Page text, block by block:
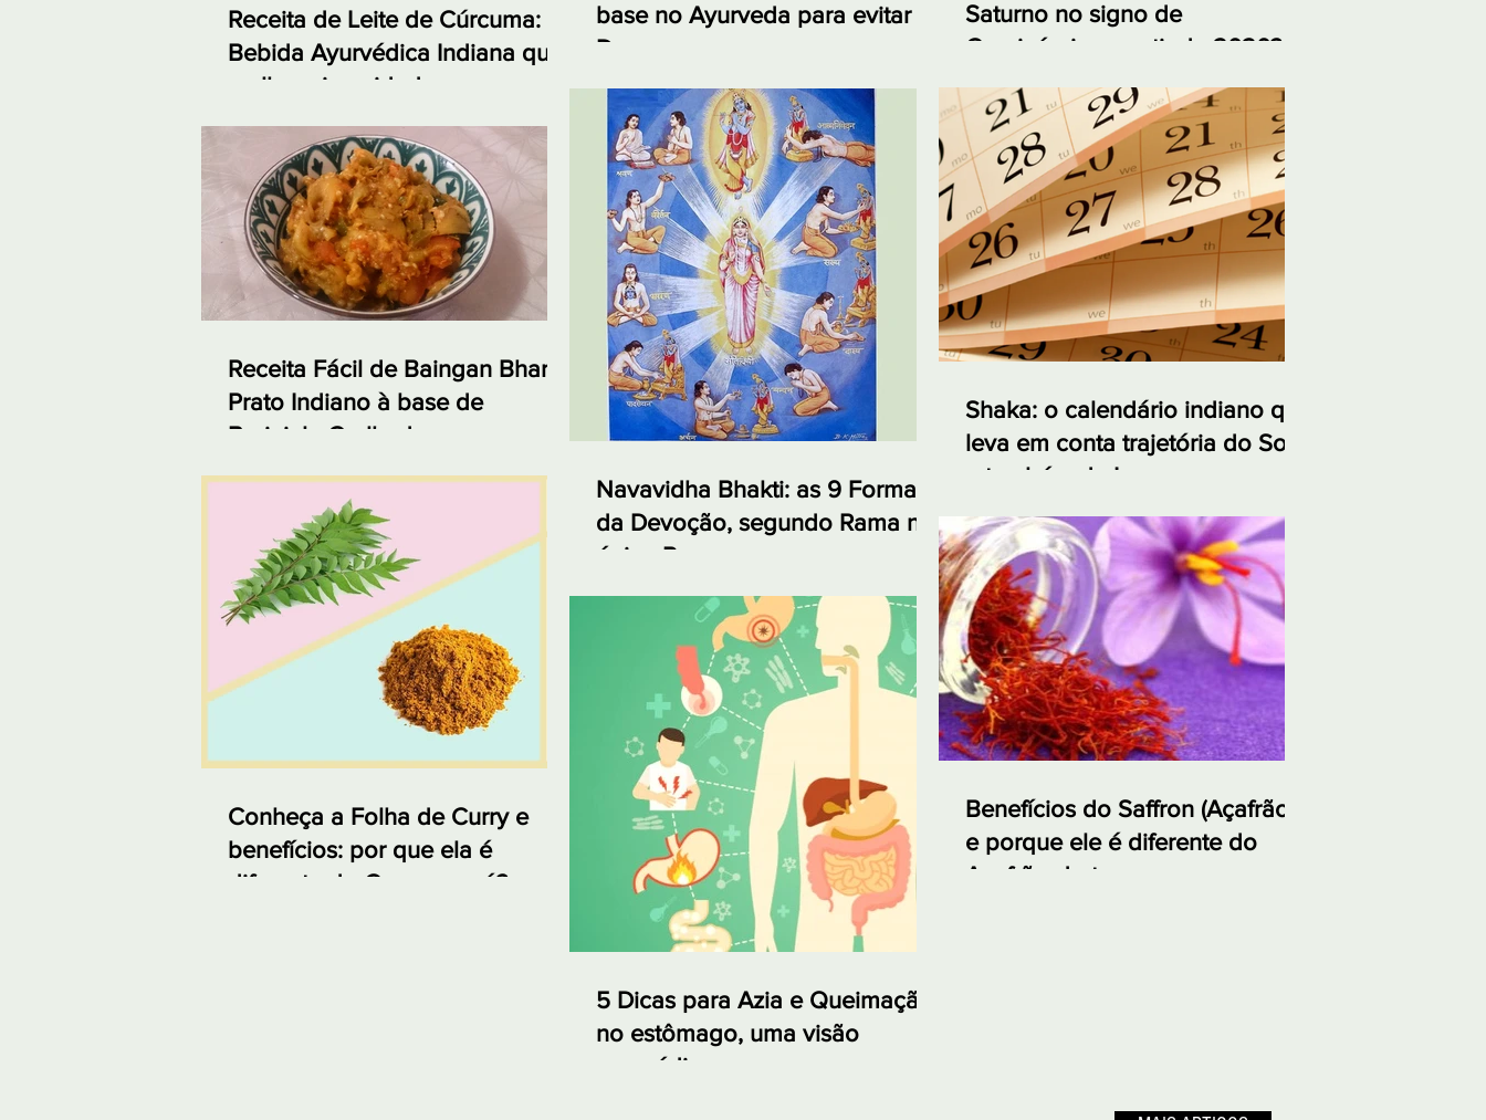
Receita de Leite de Cúrcuma:
Bebida Ayurvédica Indiana que
melhora imunidade
base no Ayurveda para evitar a
Doença
Saturno no signo de
Capricórnio a partir de 2020?
Receita Fácil de Baingan Bharta,
Prato Indiano à base de
Berinjela Grelhada
Navavidha Bhakti: as 9 Formas
da Devoção, segundo Rama no
épico Ramayana
Shaka: o calendário indiano que
leva em conta trajetória do Sol
e também da Lua
Conheça a Folha de Curry e
benefícios: por que ela é
diferente do Curry em pó?
5 Dicas para Azia e Queimação
no estômago, uma visão
ayurvédica
Benefícios do Saffron (Açafrão)
e porque ele é diferente do
Açafrão-da-terra